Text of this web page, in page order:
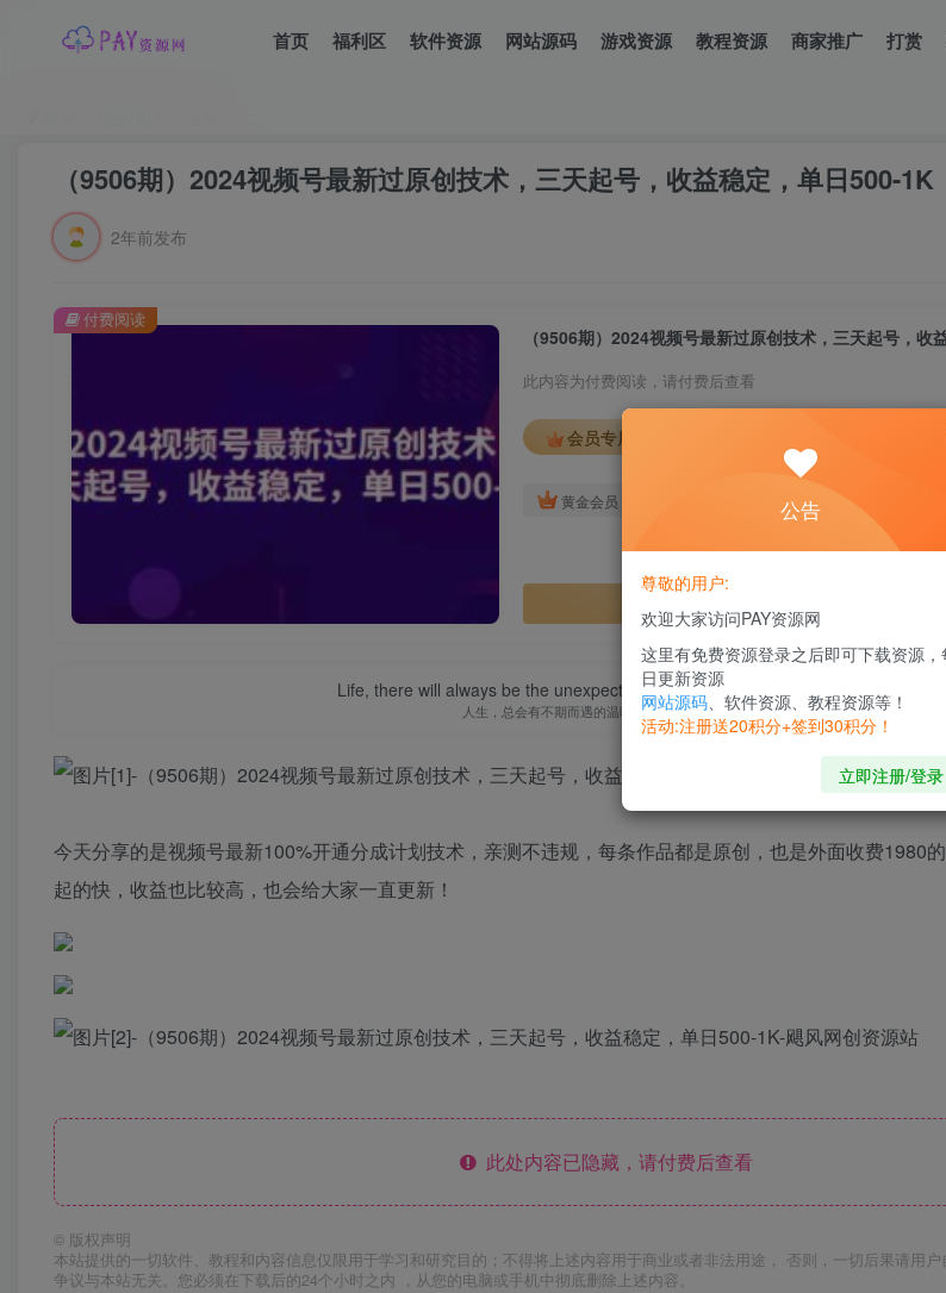
首页 福利区 软件资源 网站源码 游戏资源 教程资源 商家推广 打赏
（9506期）2024视频号最新过原创技术，三天起号，收益稳定，单日500-1K
2年前发布
（9506期）2024视频号最新过原创技术，三天起号，收
此内容为付费阅读，请付费后查看
会员专属资源
黄金会员 免费
您
付费阅读
Life, there will always be the unexpected warmth and the endless hope.
人生，总会有不期而遇的温暖，和生生不息的希望
今天分享的是视频号最新100%开通分成计划技术，亲测不违规，每条作品都是原创，也是外面收费1980
起的快，收益也比较高，也会给大家一直更新！
此处内容已隐藏，请付费后查看
© 版权声明
本站提供的一切软件、教程和内容信息仅限用于学习和研究目的；不得将上述内容用于商业或者非法用途， 否则，一切后果请用
争议与本站无关。您必须在下载后的24个小时之内 ，从您的电脑或手机中彻底删除上述内容。
公告
尊敬的用户:
欢迎大家访问PAY资源网
这里有免费资源登录之后即可下载资源，
日更新资源
网站源码、软件资源、教程资源等！
活动:注册送20积分+签到30积分！
立即注册/登录